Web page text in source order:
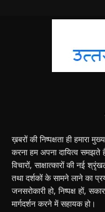
ख़बरों की निष्पक्षता ही हमारा
करना हम अपना दायित्व समझते है,
विचारों, साक्षात्कारों की नई
तथा दर्शकों के सामने लाने का
जनसरोकारी हो, निष्पक्ष हों,
मार्गदर्शन करने में सहायक हो।